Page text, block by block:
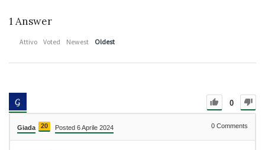
1 Answer
Attivo Voted Newest Oldest
0
Giada 20 Posted 6 Aprile 2024 0 Comments